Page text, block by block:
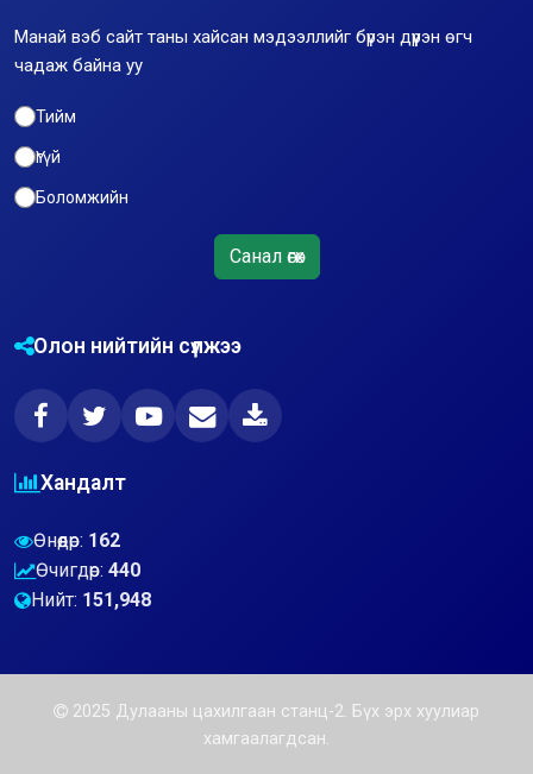
Манай вэб сайт таны хайсан мэдээллийг бүрэн дүүрэн өгч
чадаж байна уу
Тийм
Үгүй
Боломжийн
Санал өгөх
Олон нийтийн сүлжээ
Хандалт
Өнөөдөр: 162
Өчигдөр: 440
Нийт: 151,948
2025 Дулааны цахилгаан станц-2. Бүх эрх хуулиар
хамгаалагдсан.